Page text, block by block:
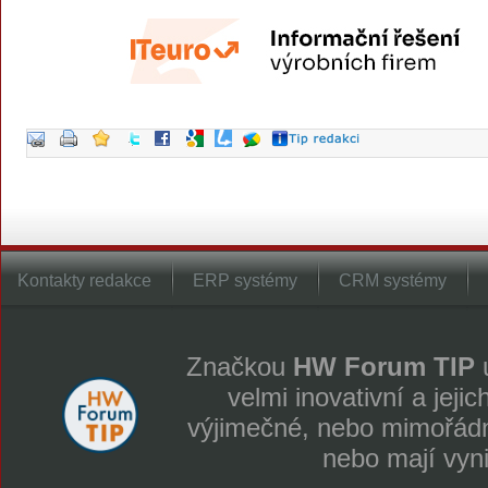
Kontakty redakce ERP systémy CRM systémy
Značkou HW Forum TIP
velmi inovativní a
výjimečné, nebo
nebo mají